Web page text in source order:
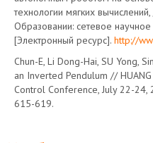
технологии мягких
Образовании: сетевое
[Электронный ресурс]. http://
Chun-E, Li Dong-Hai, SU Yong,
an Inverted Pendulum //
Control Conference, July 22-24,
615-619.